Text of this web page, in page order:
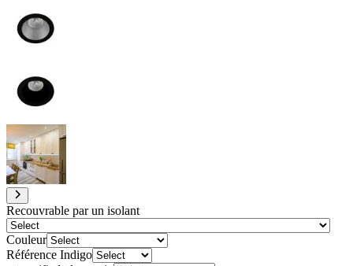
Recouvrable par un isolant
Couleur
Référence Indigo